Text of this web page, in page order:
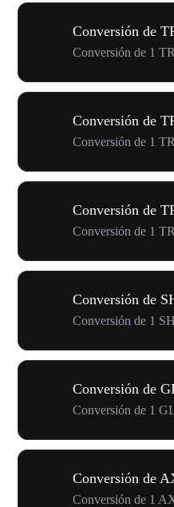
Conversión de
Conversión de 1
Conversión de
Conversión de 1
Conversión de
Conversión de 1
Conversión de
Conversión de 1
Conversión de
Conversión de 1
Conversión de
Conversión de 1